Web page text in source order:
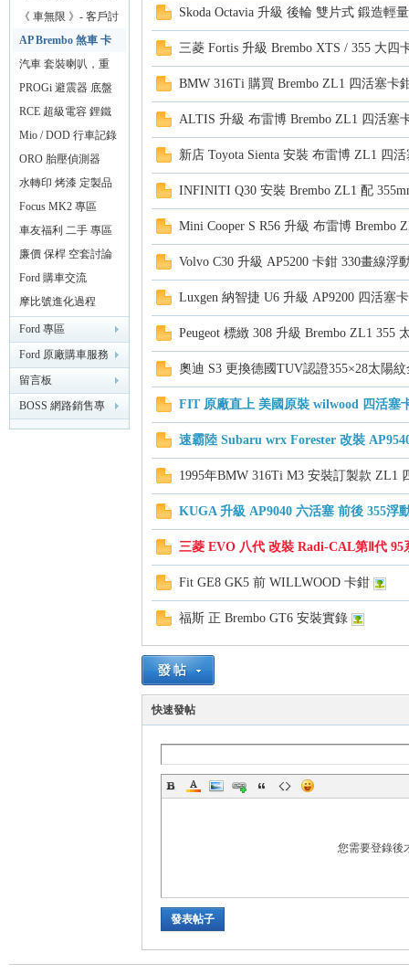
精
品
貨《 車無限 》- 客戶討
論區
AP Brembo 煞車 卡
鉗 碟盤
汽車 套裝喇叭，重
低音，擴大機
PROGi 避震器 底盤
改裝
RCE 超級電容 鋰鐵
電池
Mio / DOD 行車記錄
器
ORO 胎壓偵測器
水轉印 烤漆 定製品
專區
Focus MK2 專區
車友福利 二手 專區
廉價 保桿 空套討論
分享區
Ford 購車交流
摩比號進化過程
Ford 專區
Ford 原廠購車服務
專區
留言板
BOSS 網路銷售專
業討論版
Skoda Octavia 升級 後輪 雙片式 鍛造輕
三菱 Fortis 升級 Brembo XTS / 355 大四
BMW 316Ti 購買 Brembo ZL1 四活塞卡
ALTIS 升級 布雷博 Brembo ZL1 四活塞
新店 Toyota Sienta 安裝 布雷博 ZL1 四
INFINITI Q30 安裝 Brembo ZL1 配
Mini Cooper S R56 升級 布雷博 Brembo
Volvo C30 升級 AP5200 卡鉗 330畫線浮
Luxgen 納智捷 U6 升級 AP9200 四活塞
Peugeot 標緻 308 升級 Brembo ZL1 355
奧迪 S3 更換德國TUV認證355×28太陽
FIT 原廠直上 美國原裝 wilwood 四活塞
速霸陸 Subaru wrx Forester 改裝
1995年BMW 316Ti M3 安裝訂製款 ZL1
KUGA 升級 AP9040 六活塞 前後 355浮
三菱 EVO 八代 改裝 Radi-CAL第Ⅱ代 95
Fit GE8 GK5 前 WILLWOOD 卡鉗
福斯 正 Brembo GT6 安裝實錄
快速發帖
您需要登錄後
發表帖子